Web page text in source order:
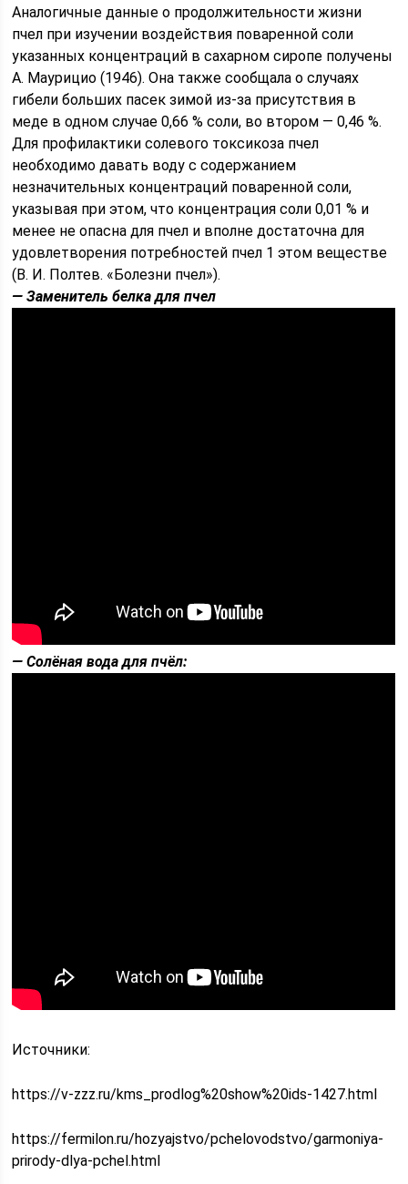
Аналогичные данные о продолжительности жизни
пчел при изучении воздействия поваренной соли
указанных концентраций в сахарном сиропе получены
А. Маурицио (1946). Она также сообщала о случаях
гибели больших пасек зимой из-за присутствия в
меде в одном случае 0,66 % соли, во втором — 0,46 %.
Для профилактики солевого токсикоза пчел
необходимо давать воду с содер­жанием
незначительных концентраций по­варенной соли,
указывая при этом, что концентрация соли 0,01 % и
менее не опасна для пчел и вполне достаточна для
удовлетворения потребностей пчел 1 этом веществе
(В. И. Полтев. «Болезни пчел»).
— Заменитель белка для пчел
— Солёная вода для пчёл:
Источники:
https://v-zzz.ru/kms_prodlog%20show%20ids-1427.html
https://fermilon.ru/hozyajstvo/pchelovodstvo/garmoniya-
prirody-dlya-pchel.html